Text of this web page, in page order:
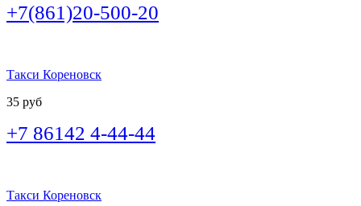
+7(861)20-500-20
Такси Кореновск
35 руб
+7 86142 4-44-44
Такси Кореновск